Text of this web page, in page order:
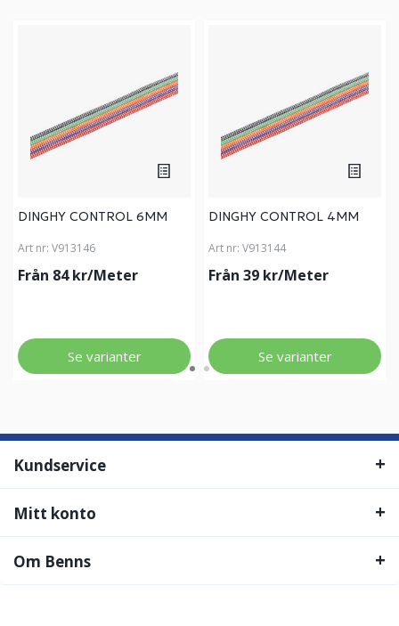
DINGHY CONTROL 6MM
Art nr: V913146
Från 84 kr/Meter
Se varianter
DINGHY CONTROL 4MM
Art nr: V913144
Från 39 kr/Meter
Se varianter
Kundservice
Mitt konto
Om Benns